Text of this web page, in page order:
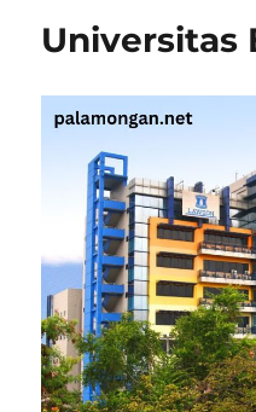
Universitas